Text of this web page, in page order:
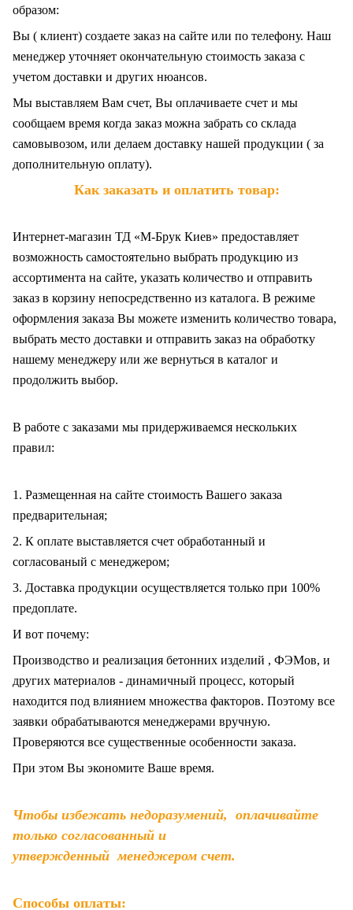
образом:
Вы ( клиент) создаете заказ на сайте или по телефону. Наш
менеджер уточняет окончательную стоимость заказа с
учетом доставки и других нюансов.
Мы выставляем Вам счет, Вы оплачиваете счет и мы
сообщаем время когда заказ можна забрать со склада
самовывозом, или делаем доставку нашей продукции ( за
дополнительную оплату).
Как заказать и оплатить товар:
Интернет-магазин ТД «М-Брук Киев» предоставляет
возможность самостоятельно выбрать продукцию из
ассортимента на сайте, указать количество и отправить
заказ в корзину непосредственно из каталога. В режиме
оформления заказа Вы можете изменить количество товара,
выбрать место доставки и отправить заказ на обработку
нашему менеджеру или же вернуться в каталог и
продолжить выбор.
В работе с заказами мы придерживаемся нескольких
правил:
1. Размещенная на сайте стоимость Вашего заказа
предварительная;
2. К оплате выставляется счет обработанный и
согласованый с менеджером;
3. Доставка продукции осуществляется только при 100%
предоплате.
И вот почему:
Производство и реализация бетонних изделий , ФЭМов, и
других материалов - динамичный процесс, который
находится под влиянием множества факторов. Поэтому все
заявки обрабатываются менеджерами вручную.
Проверяются все существенные особенности заказа.
При этом Вы экономите Ваше время.
Чтобы избежать недоразумений, оплачивайте
только согласованный и
утвержденный менеджером счет.
Способы оплаты: